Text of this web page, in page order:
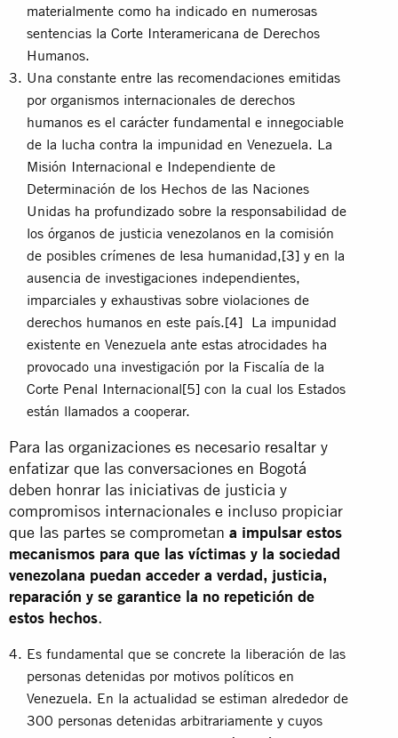
materialmente como ha indicado en numerosas
sentencias la Corte Interamericana de Derechos
Humanos.
Una constante entre las recomendaciones emitidas
por organismos internacionales de derechos
humanos es el carácter fundamental e innegociable
de la lucha contra la impunidad en Venezuela. La
Misión Internacional e Independiente de
Determinación de los Hechos de las Naciones
Unidas ha profundizado sobre la responsabilidad de
los órganos de justicia venezolanos en la comisión
de posibles crímenes de lesa humanidad,[3] y en la
ausencia de investigaciones independientes,
imparciales y exhaustivas sobre violaciones de
derechos humanos en este país.[4] La impunidad
existente en Venezuela ante estas atrocidades ha
provocado una investigación por la Fiscalía de la
Corte Penal Internacional[5] con la cual los Estados
están llamados a cooperar.
Para las organizaciones es necesario resaltar y
enfatizar que las conversaciones en Bogotá
deben honrar las iniciativas de justicia y
compromisos internacionales e incluso propiciar
que las partes se comprometan a impulsar estos
mecanismos para que las víctimas y la sociedad
venezolana puedan acceder a verdad, justicia,
reparación y se garantice la no repetición de
estos hechos.
Es fundamental que se concrete la liberación de las
personas detenidas por motivos políticos en
Venezuela. En la actualidad se estiman alrededor de
300 personas detenidas arbitrariamente y cuyos